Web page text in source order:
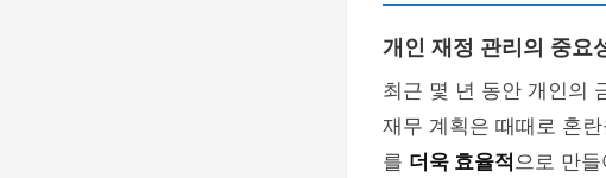
개인 재정 관리의 중요
최근 몇 년 동안 개인의
재무 계획은 때때로 혼
를 더욱 효율적으로 만